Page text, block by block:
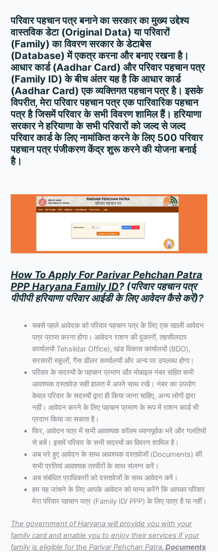
परिवार पहचान पत्र बनाने का सरकार का मुख्य उद्देश्य
वास्तविक डेटा (Original Data) या परिवारों
(Family) का विवरण सरकार के डेटाबेस
(Database) में एकत्र करना और बनाए रखना है।
आधार कार्ड (Aadhar Card) और परिवार पहचान पत्र
(Family ID) के बीच अंतर यह है कि आधार कार्ड
(Aadhar Card) एक व्यक्तिगत पहचान पत्र है। इसके
विपरीत, मेरा परिवार पहचान पत्र एक पारिवारिक पहचान
पत्र है जिसमें परिवार के सभी विवरण शामिल हैं। हरियाणा
सरकार ने हरियाणा के सभी परिवारों को जल्द से जल्द
परिवार कार्ड के लिए नामांकित करने के लिए 500 परिवार
पहचान पत्र पंजीकरण केंद्र शुरू करने की योजना बनाई
है।
How To Apply For Parivar Pehchan Patra
PPP Haryana Family ID? (परिवार पहचान पत्र
पीपीपी हरियाणा परिवार आईडी के लिए आवेदन कैसे करें)?
सबसे पहले आवेदक को परिवार पहचान पत्र के लिए एक खाली आवेदन
पत्र प्राप्त करना होगा। आवेदन राशन की दुकानों, तहसीलदार
कार्यालयों Tehsildar Office), खंड विकास कार्यालयों (BDO),
सरकारी स्कूलों, गैस डीलर कार्यालयों और अन्य पर उपलब्ध होगा।
परिवार के सदस्यों के पहचान प्रमाण और मोबाइल नंबर सहित सभी
आवश्यक दस्तावेज़ सही हालत में अपने साथ रखें। नंबर का उपयोग
केवल परिवार के सदस्यों द्वारा ही किया जाना चाहिए, अन्य लोगों द्वारा
नहीं। आवेदन करने के लिए पहचान प्रमाण के रूप में राशन कार्ड भी
प्रदान किया जा सकता है।
फिर, आवेदन पत्र में सभी आवश्यक कॉलम ध्यानपूर्वक भरें और गलतियों
से बचें। इसमें परिवार के सभी सदस्यों का विवरण शामिल है।
अब भरे हुए आवेदन के साथ आवश्यक दस्तावेजों (Documents) की
सभी प्रतियां आवश्यक तस्वीरों के साथ संलग्न करें।
अब संबंधित प्राधिकारी को दस्तावेजों के साथ आवेदन करें।
हम यह जांचने के लिए आपके आवेदन को मान्य करेंगे कि आपका परिवार
मेरा परिवार पहचान पत्र (Family ID/ PPP) के लिए पात्र है या नहीं।
The government of Haryana will provide you with your
family card and enable you to enjoy their services if your
family is eligible for the Parivar Pehchan Patra. Documents